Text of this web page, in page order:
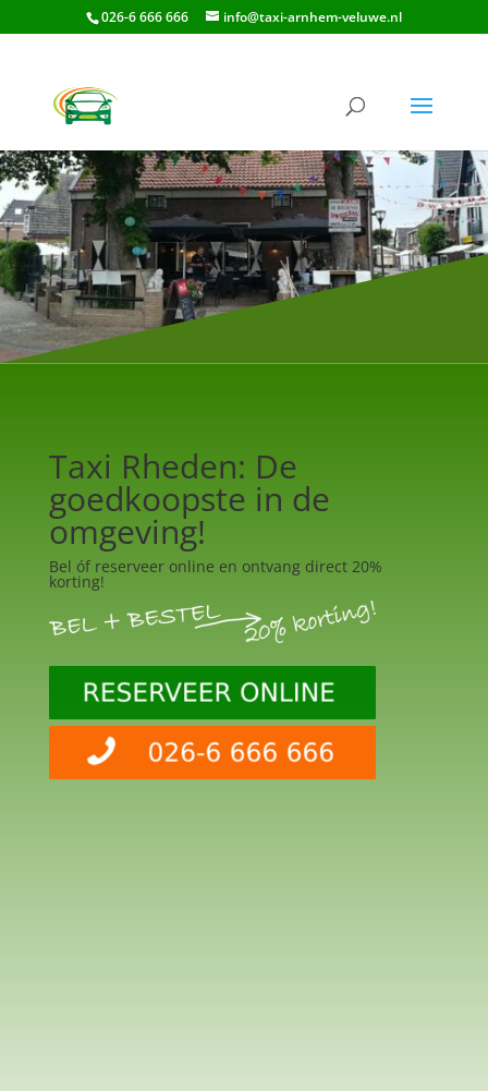
026-6 666 666 info@taxi-arnhem-veluwe.nl
Taxi Rheden: De
goedkoopste in de
omgeving!
Bel óf reserveer online en ontvang direct 20%
korting!